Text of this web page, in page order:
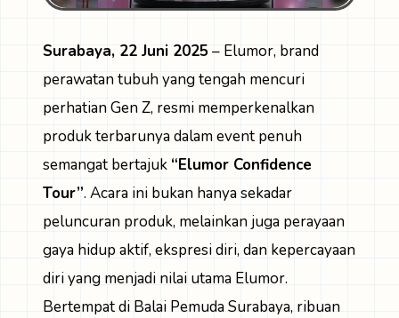
Surabaya, 22 Juni 2025– Elumor, brand
perawatan tubuh yang tengah mencuri
perhatian Gen Z, resmi memperkenalkan
produk terbarunya dalam event penuh
semangat bertajuk “Elumor Confidence
Tour”. Acara ini bukan hanya sekadar
peluncuran produk, melainkan juga perayaan
gaya hidup aktif, ekspresi diri, dan kepercayaan
diri yang menjadi nilai utama Elumor.
Bertempat di Balai Pemuda Surabaya, ribuan